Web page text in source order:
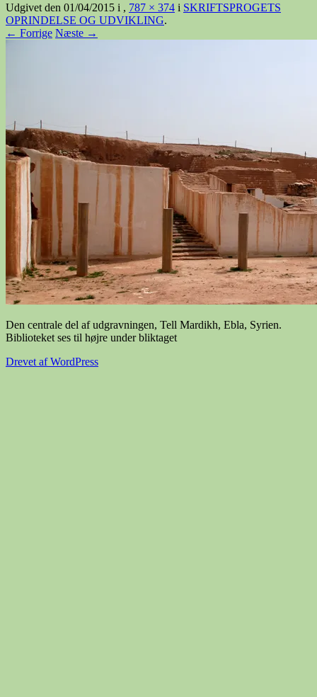
Udgivet den 01/04/2015 i , 787 × 374 i SKRIFTSPROGETS
OPRINDELSE OG UDVIKLING.
← Forrige Næste →
Den centrale del af udgravningen, Tell Mardikh, Ebla, Syrien.
Biblioteket ses til højre under bliktaget
Drevet af WordPress